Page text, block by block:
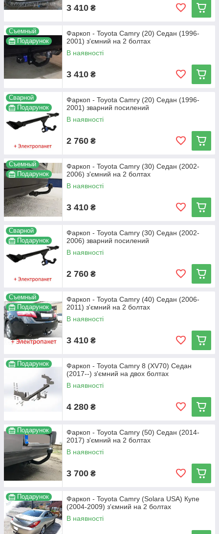
3 410 ₴
Съемный
Подарунок
Фаркоп - Toyota Camry (20) Седан (1996-
2001) з'ємний на 2 болтах
В наявності
3 410 ₴
Сварной
Подарунок
Фаркоп - Toyota Camry (20) Седан (1996-
2001) зварний посилений
В наявності
2 760 ₴
Съемный
Подарунок
Фаркоп - Toyota Camry (30) Седан (2002-
2006) з'ємний на 2 болтах
В наявності
3 410 ₴
Сварной
Подарунок
Фаркоп - Toyota Camry (30) Седан (2002-
2006) зварний посилений
В наявності
2 760 ₴
Съемный
Подарунок
Фаркоп - Toyota Camry (40) Седан (2006-
2011) з'ємний на 2 болтах
В наявності
3 410 ₴
Подарунок
Фаркоп - Toyota Camry 8 (XV70) Седан
(2017--) з'ємний на двох болтах
В наявності
4 280 ₴
Подарунок
Фаркоп - Toyota Camry (50) Седан (2014-
2017) з'ємний на 2 болтах
В наявності
3 700 ₴
Подарунок
Фаркоп - Toyota Camry (Solara USA) Купе
(2004-2009) з'ємний на 2 болтах
В наявності